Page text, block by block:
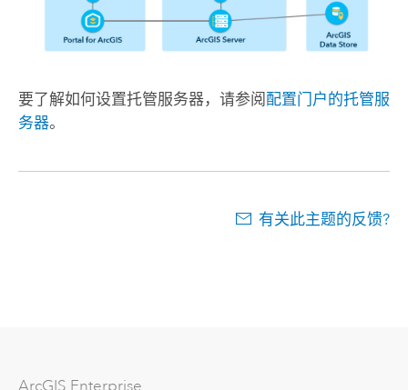
要了解如何设置托管服务器，请参阅 配置门户的托管服
务器。
有关此主题的反馈?
ArcGIS Enterprise